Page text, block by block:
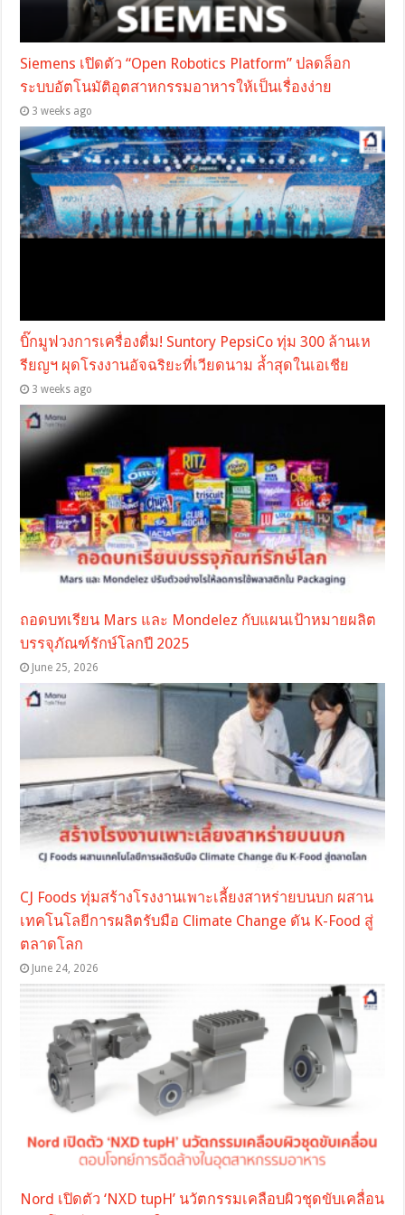
Siemens เปิดตัว “Open Robotics Platform” ปลดล็อก
ระบบอัตโนมัติอุตสาหกรรมอาหารให้เป็นเรื่องง่าย
3 weeks ago
บิ๊กมูฟวงการเครื่องดื่ม! Suntory PepsiCo ทุ่ม 300 ล้านเห
รียญฯ ผุดโรงงานอัจฉริยะที่เวียดนาม ล้ำสุดในเอเชีย
3 weeks ago
ถอดบทเรียน Mars และ Mondelez กับแผนเป้าหมายผลิต
บรรจุภัณฑ์รักษ์โลกปี 2025
June 25, 2026
CJ Foods ทุ่มสร้างโรงงานเพาะเลี้ยงสาหร่ายบนบก ผสาน
เทคโนโลยีการผลิตรับมือ Climate Change ดัน K-Food สู่
ตลาดโลก
June 24, 2026
Nord เปิดตัว ‘NXD tupH’ นวัตกรรมเคลือบผิวชุดขับเคลื่อน